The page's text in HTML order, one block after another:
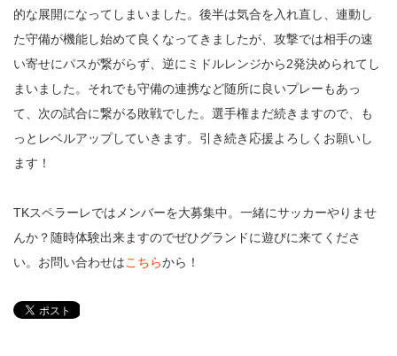
的な展開になってしまいました。後半は気合を入れ直し、連動し
た守備が機能し始めて良くなってきましたが、攻撃では相手の速
い寄せにパスが繋がらず、逆にミドルレンジから2発決められてし
まいました。それでも守備の連携など随所に良いプレーもあっ
て、次の試合に繋がる敗戦でした。選手権まだ続きますので、も
っとレベルアップしていきます。引き続き応援よろしくお願いし
ます！
TKスペラーレではメンバーを大募集中。一緒にサッカーやりませ
んか？随時体験出来ますのでぜひグランドに遊びに来てくださ
い。お問い合わせはこちらから！